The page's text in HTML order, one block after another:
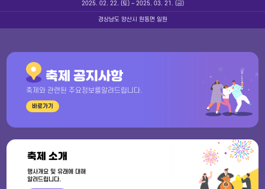
2025. 02. 22. (토) ~ 2025. 03. 21. (금)
경상남도 양산시 원동면 일원
축제 공지사항
축제와 관련된 주요정보를알려드립니다.
바로가기
축제 소개
행사개요 및 유래에 대해
알려드립니다.